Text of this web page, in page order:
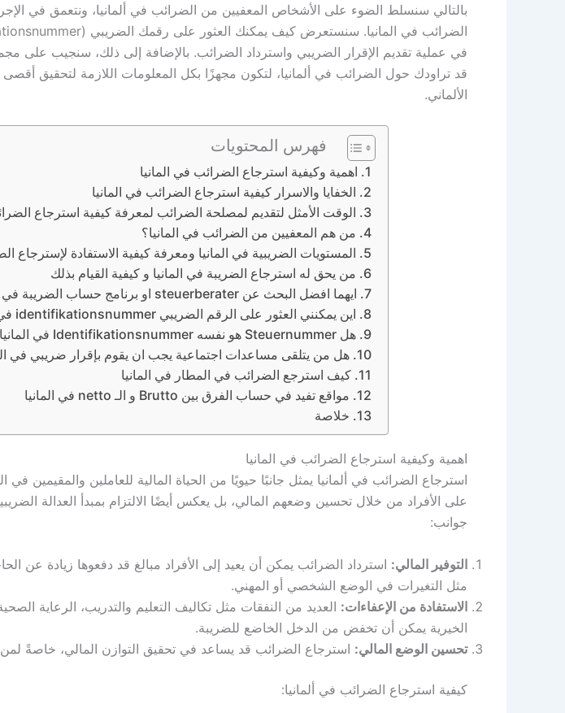
بالتالي سنسلط الضوء على الأشخاص المعفيين من الضرائب في ألمانيا، ونتعمق في
في عملية تقديم الإقرار الضريبي واسترداد الضرائب. بالإضافة إلى ذلك، سنجيب على
قد تراودك حول الضرائب في ألمانيا، لتكون مجهزًا بكل المعلومات اللازمة لتحقيق
الألماني.
فهرس المحتويات
اهمية وكيفية استرجاع الضرائب في المانيا
الخفايا والاسرار كيفية استرجاع الضرائب في المانيا
الوقت الأمثل لتقديم لمصلحة الضرائب لمعرفة كيفية استرجاع
من هم المعفيين من الضرائب في المانيا؟
المستويات الضريبية في المانيا ومعرفة كيفية الاستفادة لإسترجاع
من يحق له استرجاع الضريبة في المانيا و كيفية القيام بذلك
ايهما افضل البحث عن steuerberater او برنامج حساب الضريبة في المانيا
اين يمكنني العثور على الرقم الضريبي identifikationsnummer في المانيا
هل Steuernummer هو نفسه Identifikationsnummer في المانيا
هل من يتلقى مساعدات اجتماعية يجب ان يقوم بإقرار ضريبي في
كيف استرجع الضرائب في المطار في المانيا
مواقع تفيد في حساب الفرق بين Brutto و الـ netto في المانيا
خلاصة
اهمية وكيفية استرجاع الضرائب في المانيا
استرجاع الضرائب في ألمانيا يمثل جانبًا حيويًا من الحياة المالية للعاملين والمقيمين في
على الأفراد من خلال تحسين وضعهم المالي، بل يعكس أيضًا الالتزام بمبدأ العدالة
جوانب:
التوفير المالي: استرداد الضرائب يمكن أن يعيد إلى الأفراد مبالغ قد دفعوها زيادة عن
مثل التغيرات في الوضع الشخصي أو المهني.
الاستفادة من الإعفاءات: العديد من النفقات مثل تكاليف التعليم والتدريب، الرعاية
الخيرية يمكن أن تخفض من الدخل الخاضع للضريبة.
تحسين الوضع المالي: استرجاع الضرائب قد يساعد في تحقيق التوازن المالي، خاصةً
كيفية استرجاع الضرائب في ألمانيا: